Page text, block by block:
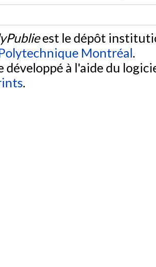
est le dépôt
Montréal.
développé à l'aide du
.